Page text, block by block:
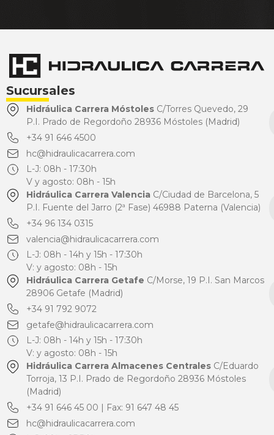
Sucursales
Hidráulica Carrera MóstolesC/Torres Quevedo, 29
P.I. Prado de Regordoño 28936 Móstoles (Madrid)
+34 91 646 4500
hc@hidraulicacarrera.com
L-J: 08h - 17:30h
V y agosto: 08h - 15h
Hidráulica Carrera ValenciaC/Ciudad de Barcelona, 5
P.I. Fuente del Jarro (2ª Fase) 46988 Paterna (Valencia)
+34 96 134 0315
valencia@hidraulicacarrera.com
L-J: 08h - 14h y 15h - 17:30h
V: y agosto: 08h - 15h
Hidráulica Carrera Getafe C/Morse, 19 P.I. San Marcos
28906 Getafe (Madrid)
+34 91 792 9072
getafe@hidraulicacarrera.com
L-J: 08h - 14h y 15h - 17:30h
V: y agosto: 08h - 15h
Hidráulica Carrera Almacenes CentralesC/Eduardo
Torroja, 13 P.I. Prado de Regordoño 28936 Móstoles
(Madrid)
+34 91 646 45 00 | Fax: 91 647 48 45
hc@hidraulicacarrera.com